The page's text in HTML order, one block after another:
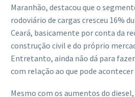
Maranhão, destacou que o
rodoviário de cargas cresceu 16%
Ceará, basicamente por conta da
construção civil e do próprio
Entretanto, ainda não dá para
com relação ao que pode acontecer
Mesmo com os aumentos do